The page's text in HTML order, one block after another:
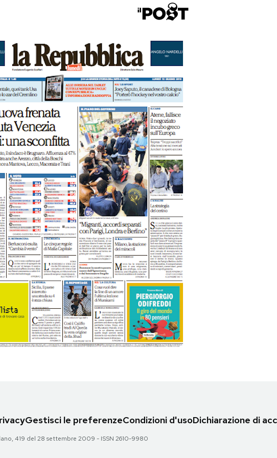
Gestisci le preferenzeCondizioni d'usoDichiarazione di
419 del 28 settembre 2009 - ISSN 2610-9980